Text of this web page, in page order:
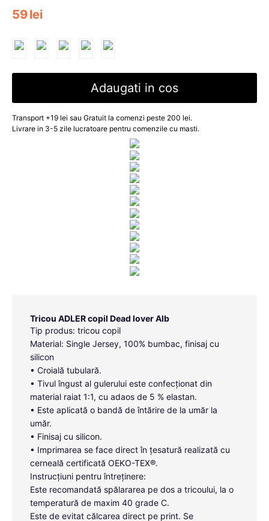
59lei
Adaugati in cos
Transport +19 lei sau Gratuit la comenzi peste 200 lei.
Livrare in 3-5 zile lucratoare pentru comenzile cu masti.
Tricou ADLER copil Dead lover Alb
Tip produs: tricou copil
Material: Single Jersey, 100% bumbac, finisaj cu
silicon
• Croială tubulară.
• Tivul îngust al gulerului este confecționat din
material raiat 1:1, cu adaos de 5 % elastan.
• Este aplicată o bandă de întărire de la umăr la
umăr.
• Finisaj cu silicon.
• Imprimarea se face direct în țesatură realizată cu
cerneală certificată OEKO-TEX®.
Instrucțiuni pentru întreținere:
Este recomandată spălararea pe dos a tricoului, la o
temperatură de maxim 40 grade C.
Este de evitat călcarea direct pe print. Se